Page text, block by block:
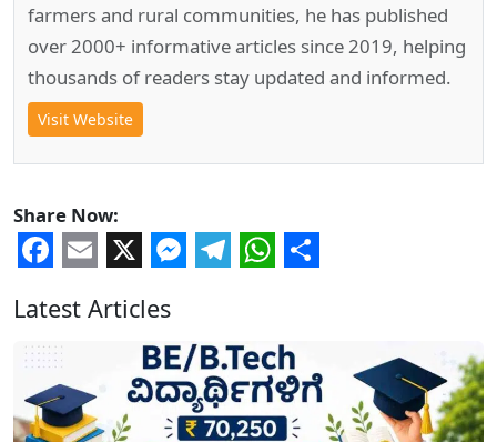
farmers and rural communities, he has published
over 2000+ informative articles since 2019, helping
thousands of readers stay updated and informed.
Visit Website
Share Now:
Latest Articles